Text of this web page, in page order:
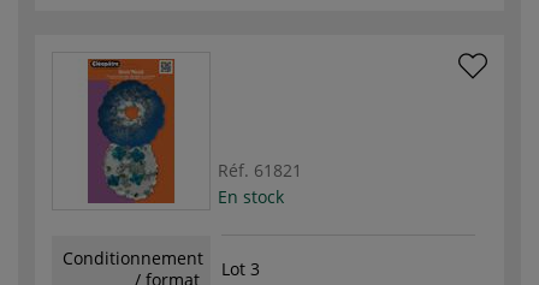
Réf. 61821
En stock
Conditionnement
/ format
Lot 3